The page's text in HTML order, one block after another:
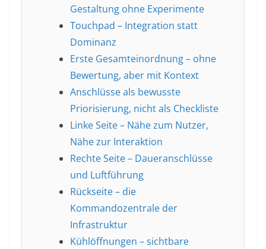
Gestaltung ohne Experimente
Touchpad – Integration statt
Dominanz
Erste Gesamteinordnung – ohne
Bewertung, aber mit Kontext
Anschlüsse als bewusste
Priorisierung, nicht als Checkliste
Linke Seite – Nähe zum Nutzer,
Nähe zur Interaktion
Rechte Seite – Daueranschlüsse
und Luftführung
Rückseite – die
Kommandozentrale der
Infrastruktur
Kühlöffnungen – sichtbare